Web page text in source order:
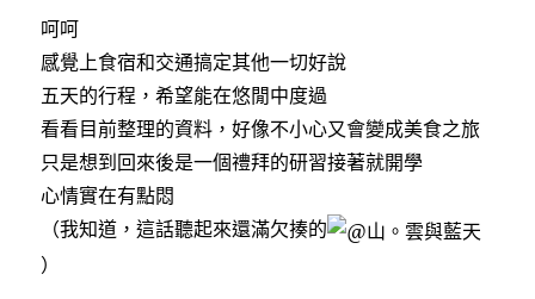
呵呵
感覺上食宿和交通搞定其他一切好說
五天的行程，希望能在悠閒中度過
看看目前整理的資料，好像不小心又會變成美食之旅
只是想到回來後是一個禮拜的研習接著就開學
心情實在有點悶
（我知道，這話聽起來還滿欠揍的
）